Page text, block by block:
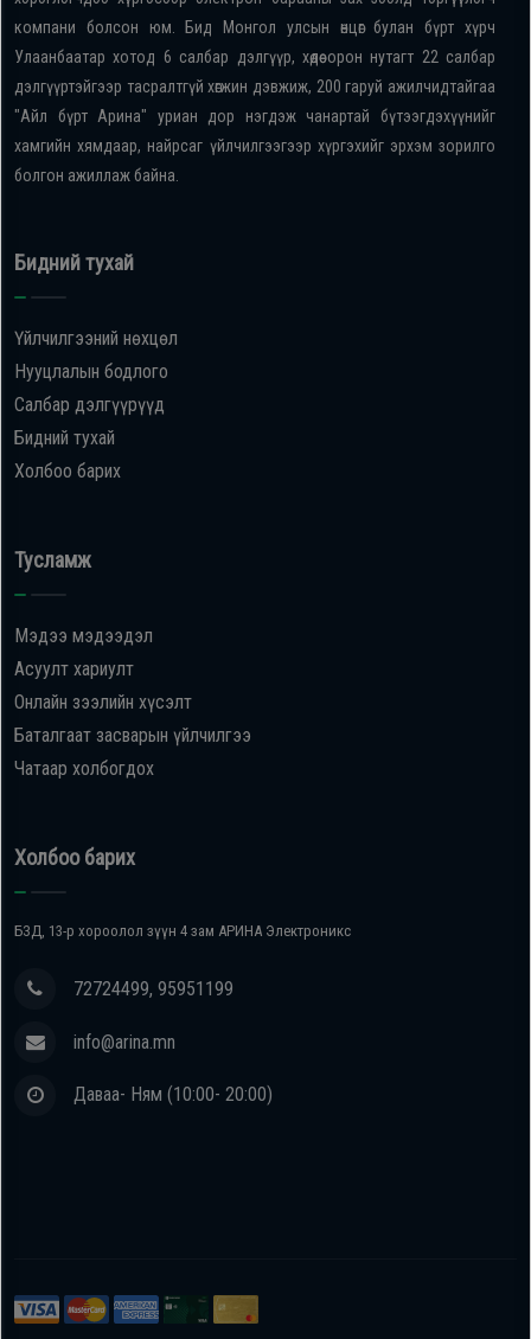
компани болсон юм. Бид Монгол улсын өнцөг булан бүрт хүрч
Улаанбаатар хотод 6 салбар дэлгүүр, хөдөө орон нутагт 22 салбар
дэлгүүртэйгээр тасралтгүй хөгжин дэвжиж, 200 гаруй ажилчидтайгаа
"Айл бүрт Арина" уриан дор нэгдэж чанартай бүтээгдэхүүнийг
хамгийн хямдаар, найрсаг үйлчилгээгээр хүргэхийг эрхэм зорилго
болгон ажиллаж байна.
Бидний тухай
Үйлчилгээний нөхцөл
Нууцлалын бодлого
Салбар дэлгүүрүүд
Бидний тухай
Холбоо барих
Тусламж
Мэдээ мэдээдэл
Асуулт хариулт
Онлайн зээлийн хүсэлт
Баталгаат засварын үйлчилгээ
Чатаар холбогдох
Холбоо барих
БЗД, 13-р хороолол зүүн 4 зам АРИНА Электроникс
72724499, 95951199
info@arina.mn
Даваа- Ням (10:00- 20:00)